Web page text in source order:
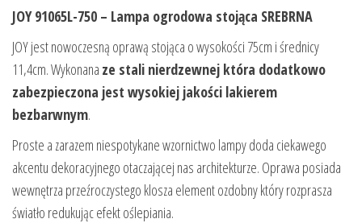
JOY 91065L-750 – Lampa ogrodowa stojąca SREBRNA
JOY jest nowoczesną oprawą stojąca o wysokości 75cm i średnicy
11,4cm. Wykonana ze stali nierdzewnej która dodatkowo
zabezpieczona jest wysokiej jakości lakierem
bezbarwnym.
Proste a zarazem niespotykane wzornictwo lampy doda ciekawego
akcentu dekoracyjnego otaczającej nas architekturze. Oprawa posiada
wewnętrza przeźroczystego klosza element ozdobny który rozprasza
światło redukując efekt oślepiania.